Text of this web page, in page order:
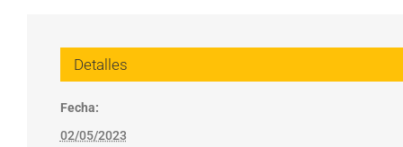
Detalles
Fecha:
02/05/2023